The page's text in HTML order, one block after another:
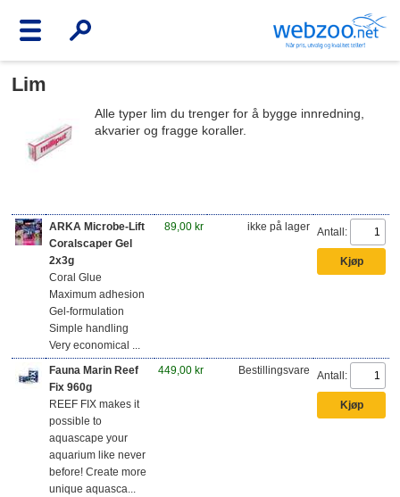
Lim
Alle typer lim du trenger for å bygge innredning,
akvarier og fragge koraller.
ARKA Microbe-Lift
Coralscaper Gel
2x3g
Coral Glue
Maximum adhesion
Gel-formulation
Simple handling
Very economical ...
89,00 kr ikke på lager Antall:
Fauna Marin Reef
Fix 960g
REEF FIX makes it
possible to
aquascape your
aquarium like never
before! Create more
unique aquasca...
449,00 kr Bestillingsvare Antall: